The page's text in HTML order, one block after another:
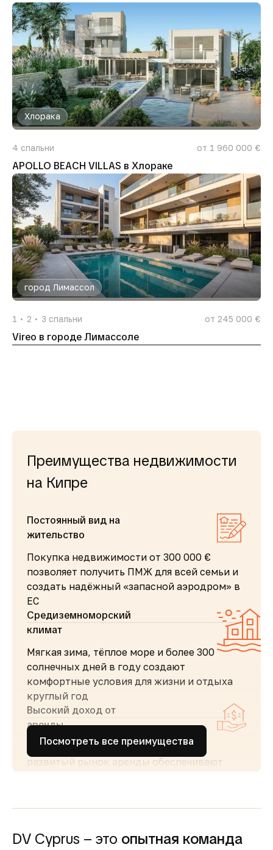
Хлорака
4 спальни от 1 960 000 €
APOLLO BEACH VILLAS в Хлораке
город Лимассол
1 2 3 спальни от 245 000 €
Vireo в городе Лимассоле
Преимущества недвижимости
на Кипре
Постоянный вид на
жительство
Покупка недвижимости от 300 000 €
позволяет получить ПМЖ для всей семьи и
создать надёжный «запасной аэродром» в
ЕС
Средиземноморский
климат
Мягкая зима, тёплое море и более 300
солнечных дней в году создают
комфортные условия для жизни и отдыха
круглый год
Высокий доход от
аренды
Стабильный туристический поток и
развитый рынок аренды обеспечивают
Простота покупки и
Покупка недвижимости на Кипре
Посмотреть все преимущества
DV Cyprus – это опытная команда